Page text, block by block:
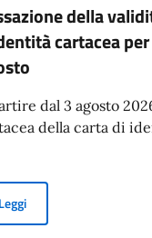
della
cartacea
dal 3 agosto
della carta di
LeggiCessazione della